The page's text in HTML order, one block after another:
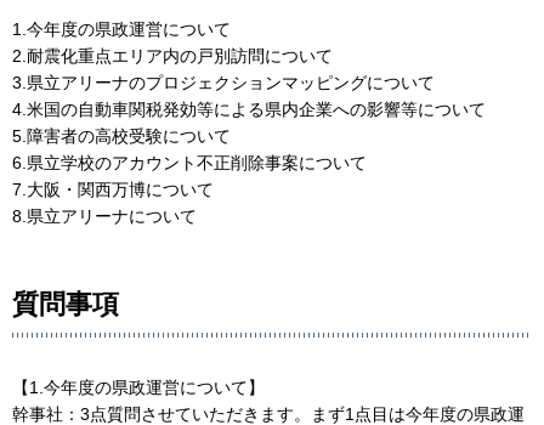
1.今年度の県政運営について
2.耐震化重点エリア内の戸別訪問について
3.県立アリーナのプロジェクションマッピングについて
4.米国の自動車関税発効等による県内企業への影響等について
5.障害者の高校受験について
6.県立学校のアカウント不正削除事案について
7.大阪・関西万博について
8.県立アリーナについて
質問事項
【1.今年度の県政運営について】
幹事社：3点質問させていただきます。まず1点目は今年度の県政運